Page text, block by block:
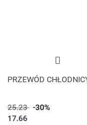
PRZEWÓD
25.23 -30%
17.66